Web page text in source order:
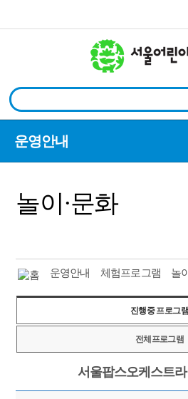
운영안내
놀이·문화
운영안내 체험프로그램 놀
진행중 프로그램
전체프로그램
서울팝스오케스트